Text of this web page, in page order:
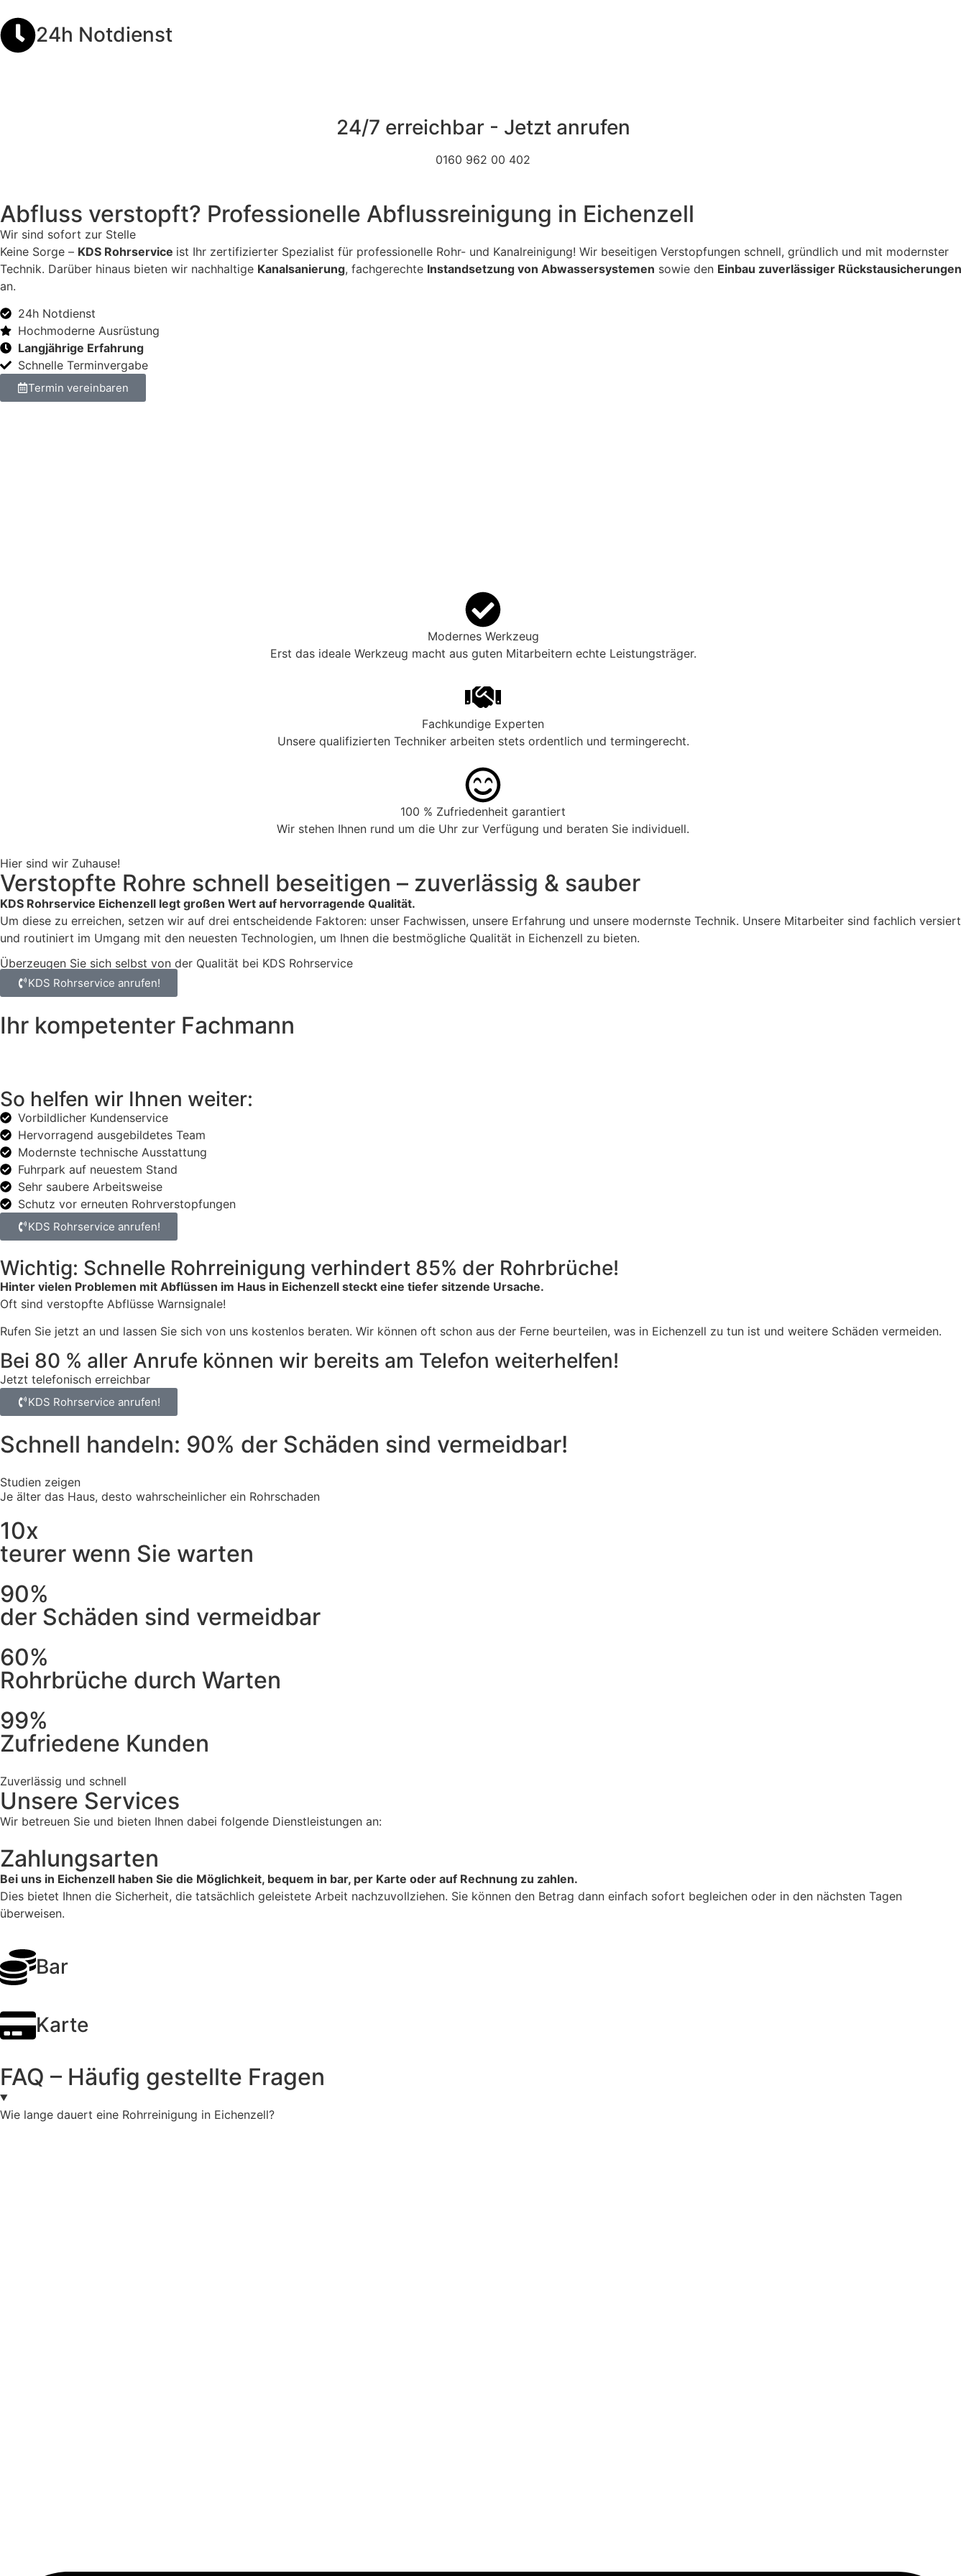
24h Notdienst
24/7 erreichbar - Jetzt anrufen
0160 962 00 402
Abfluss verstopft? Professionelle Abflussreinigung in Eichenzell
Wir sind sofort zur Stelle
Keine Sorge – KDS Rohrservice ist Ihr zertifizierter Spezialist für professionelle Rohr- und Kanalreinigung! Wir beseitigen Verstopfungen schnell, gründlich und mit modernster
Technik. Darüber hinaus bieten wir nachhaltige Kanalsanierung, fachgerechte Instandsetzung von Abwassersystemen sowie den Einbau zuverlässiger Rückstausicherungen
an.
24h Notdienst
Hochmoderne Ausrüstung
Langjährige Erfahrung
Schnelle Terminvergabe
Termin vereinbaren
Modernes Werkzeug
Erst das ideale Werkzeug macht aus guten Mitarbeitern echte Leistungsträger.
Fachkundige Experten
Unsere qualifizierten Techniker arbeiten stets ordentlich und termingerecht.
100 % Zufriedenheit garantiert
Wir stehen Ihnen rund um die Uhr zur Verfügung und beraten Sie individuell.
Hier sind wir Zuhause!
Verstopfte Rohre schnell beseitigen – zuverlässig & sauber
KDS Rohrservice Eichenzell legt großen Wert auf hervorragende Qualität.
Um diese zu erreichen, setzen wir auf drei entscheidende Faktoren: unser Fachwissen, unsere Erfahrung und unsere modernste Technik. Unsere Mitarbeiter sind fachlich versiert
und routiniert im Umgang mit den neuesten Technologien, um Ihnen die bestmögliche Qualität in Eichenzell zu bieten.
Überzeugen Sie sich selbst von der Qualität bei KDS Rohrservice
KDS Rohrservice anrufen!
Ihr kompetenter Fachmann
So helfen wir Ihnen weiter:
Vorbildlicher Kundenservice
Hervorragend ausgebildetes Team
Modernste technische Ausstattung
Fuhrpark auf neuestem Stand
Sehr saubere Arbeitsweise
Schutz vor erneuten Rohrverstopfungen
KDS Rohrservice anrufen!
Wichtig: Schnelle Rohrreinigung verhindert 85% der Rohrbrüche!
Hinter vielen Problemen mit Abflüssen im Haus in Eichenzell steckt eine tiefer sitzende Ursache.
Oft sind verstopfte Abflüsse Warnsignale!
Rufen Sie jetzt an und lassen Sie sich von uns kostenlos beraten. Wir können oft schon aus der Ferne beurteilen, was in Eichenzell zu tun ist und weitere Schäden vermeiden.
Bei 80 % aller Anrufe können wir bereits am Telefon weiterhelfen!
Jetzt telefonisch erreichbar
KDS Rohrservice anrufen!
Schnell handeln: 90% der Schäden sind vermeidbar!
Studien zeigen
Je älter das Haus, desto wahrscheinlicher ein Rohrschaden
10x
teurer wenn Sie warten
90%
der Schäden sind vermeidbar
60%
Rohrbrüche durch Warten
99%
Zufriedene Kunden
Zuverlässig und schnell
Unsere Services
Wir betreuen Sie und bieten Ihnen dabei folgende Dienstleistungen an:
Zahlungsarten
Bei uns in Eichenzell haben Sie die Möglichkeit, bequem in bar, per Karte oder auf Rechnung zu zahlen.
Dies bietet Ihnen die Sicherheit, die tatsächlich geleistete Arbeit nachzuvollziehen. Sie können den Betrag dann einfach sofort begleichen oder in den nächsten Tagen
überweisen.
Bar
Karte
FAQ – Häufig gestellte Fragen
Wie lange dauert eine Rohrreinigung in Eichenzell?